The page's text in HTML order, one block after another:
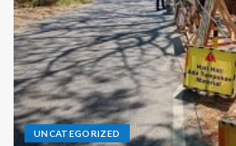
UNCATEGORIZED